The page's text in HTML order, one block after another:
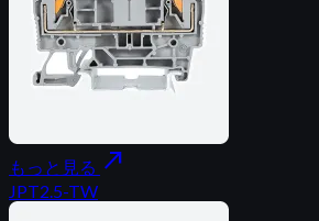
もっと見る north_east
JPT2.5-TW